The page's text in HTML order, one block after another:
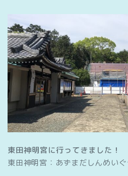
東田神明宮に行ってきました！
東田神明宮：あずまだしんめいぐ